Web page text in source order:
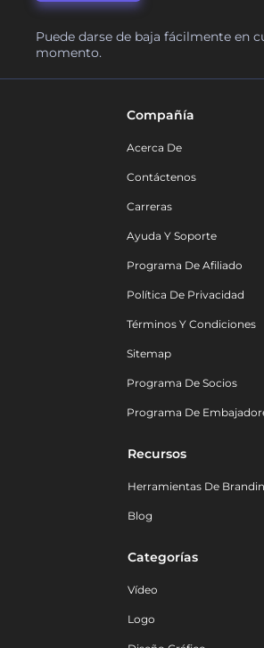
Puede darse de baja fácilmente en
momento.
Compañía
Acerca De
Contáctenos
Carreras
Ayuda Y Soporte
Programa De Afiliado
Política De Privacidad
Términos Y Condiciones
Sitemap
Programa De Socios
Programa De
Recursos
Herramientas De
Blog
Categorías
Vídeo
Logo